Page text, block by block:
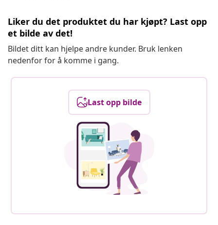
Liker du det produktet du har kjøpt? Last opp
et bilde av det!
Bildet ditt kan hjelpe andre kunder. Bruk lenken
nedenfor for å komme i gang.
Last opp bilde